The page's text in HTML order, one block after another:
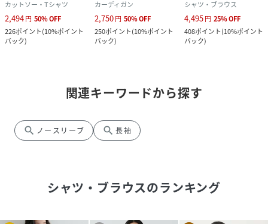
カットソー・Tシャツ
2,494円 50%OFF
226ポイント(10%ポイント
バック)
カーディガン
2,750円 50%OFF
250ポイント(10%ポイント
バック)
シャツ・ブラウス
4,495円 25%OFF
408ポイント(10%ポイント
バック)
関連キーワードから探す
search ノースリーブ search 長袖
シャツ・ブラウスのランキング